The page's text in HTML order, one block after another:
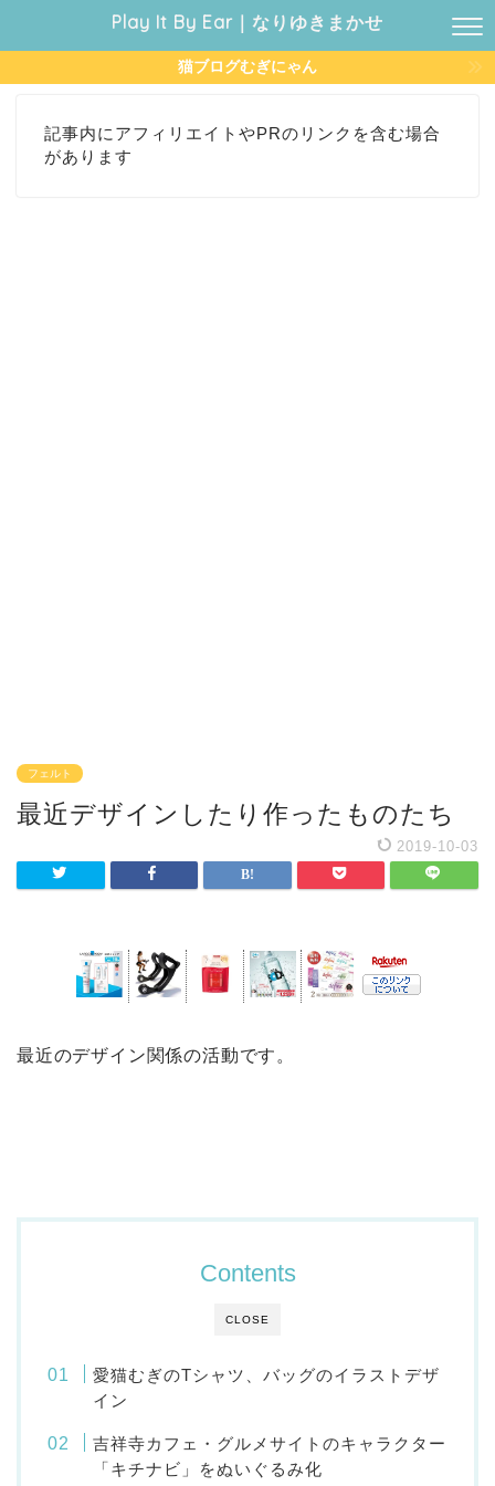
Play It By Ear｜なりゆきまかせ
猫ブログむぎにゃん
記事内にアフィリエイトやPRのリンクを含む場合
があります
フェルト
最近デザインしたり作ったものたち
2019-10-03
最近のデザイン関係の活動です。
CLOSE
Contents
愛猫むぎのTシャツ、バッグのイラストデザ
イン
吉祥寺カフェ・グルメサイトのキャラクター
「キチナビ」をぬいぐるみ化